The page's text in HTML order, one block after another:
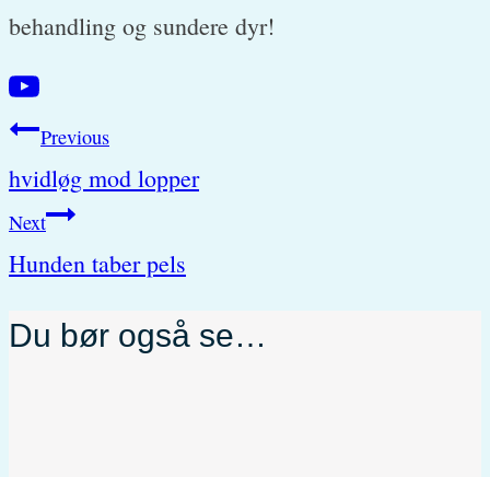
behandling og sundere dyr!
Post
navigation
Previous
hvidløg mod lopper
Next
Hunden taber pels
Du bør også se…